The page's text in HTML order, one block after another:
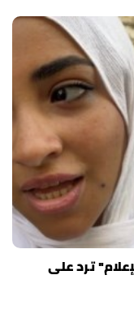
ترد على